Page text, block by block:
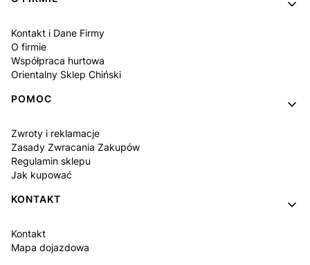
Kontakt i Dane Firmy
O firmie
Współpraca hurtowa
Orientalny Sklep Chiński
POMOC
Zwroty i reklamacje
Zasady Zwracania Zakupów
Regulamin sklepu
Jak kupować
KONTAKT
Kontakt
Mapa dojazdowa